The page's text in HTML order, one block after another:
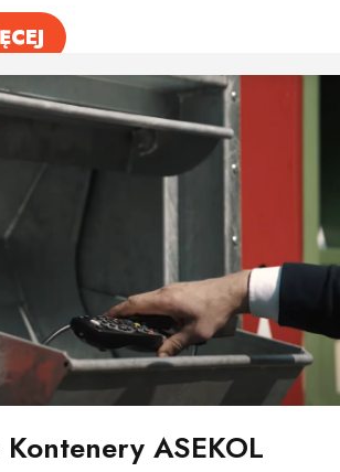
ASEKOL